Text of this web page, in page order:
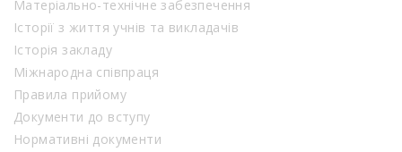
Матеріально-технічне забезпечення
Історії з життя учнів та викладачів
Історія закладу
Міжнародна співпраця
Правила прийому
Документи до вступу
Нормативні документи